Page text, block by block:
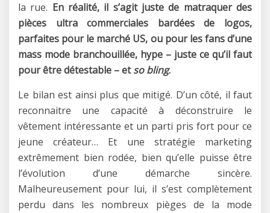
la rue. En réalité, il s’agit juste de matraquer des
pièces ultra commerciales bardées de logos,
parfaites pour le marché US, ou pour les fans d’une
mass mode branchouillée, hype – juste ce qu’il faut
pour être détestable – etso bling.
Le bilan est ainsi plus que mitigé. D’un côté, il faut
reconnaitre une capacité à déconstruire le
vêtement intéressante et un parti pris fort pour ce
jeune créateur… Et une stratégie marketing
extrêmement bien rodée, bien qu’elle puisse être
l’évolution d’une démarche sincère.
Malheureusement pour lui, il s’est complètement
perdu dans les nombreux pièges de la mode